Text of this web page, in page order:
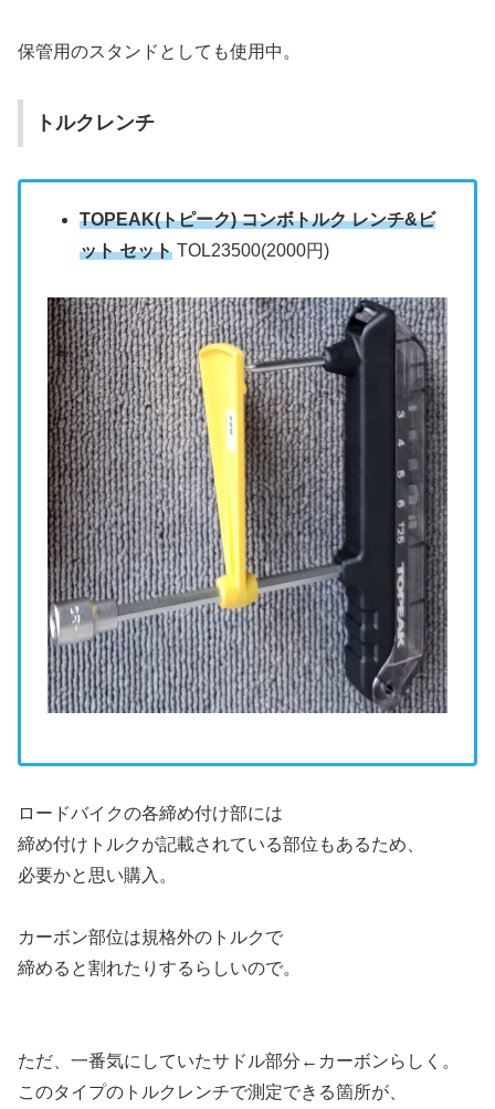
保管用のスタンドとしても使用中。
トルクレンチ
TOPEAK(トピーク) コンボトルク レンチ&ビ
ット セット TOL23500(2000円)
ロードバイクの各締め付け部には
締め付けトルクが記載されている部位もあるため、
必要かと思い購入。
カーボン部位は規格外のトルクで
締めると割れたりするらしいので。
ただ、一番気にしていたサドル部分←カーボンらしく。
このタイプのトルクレンチで測定できる箇所が、